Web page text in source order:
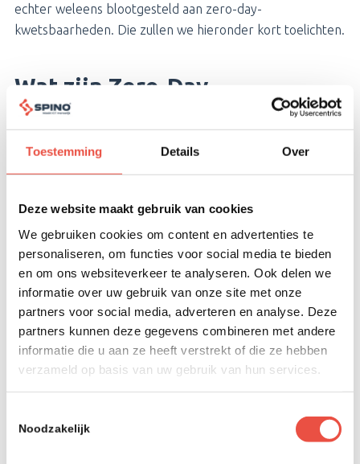
Toestemming Details Over
Deze website maakt gebruik van cookies
We gebruiken cookies om content en advertenties te
personaliseren, om functies voor social media te bieden
en om ons websiteverkeer te analyseren. Ook delen we
informatie over uw gebruik van onze site met onze
partners voor social media, adverteren en analyse. Deze
partners kunnen deze gegevens combineren met andere
informatie die u aan ze heeft verstrekt of die ze hebben
verzameld op basis van uw gebruik van hun services.
Noodzakelijk
echter weleens blootgesteld aan zero-day-
kwetsbaarheden. Die zullen we hieronder kort toelichten.
Wat zijn Zero-Day
Kwetsbaarheden?
Een Zero-Day Kwetsbaarheid is een kwetsbaarheid in
hebben dit probleem dus nog niet ontdekt of nog geen
tijd gehad om te patchen. Dit betekent met andere
woorden dat er ‘nul’ dagen zijn verstreken, sinds het
probleem is gevonden. Ontwikkelaars moeten daarom
snel handelen om een patch te maken, zodat de
gebruikers of ICT-beheerders deze kunnen overnemen.
Een kwetsbaarheid is een fout in software, die in dit geval
dus nog niet is opgelost, waardoor hackers deze kunnen
gebruiken om computers en/of netwerken aan te vallen.
Best-practices voor